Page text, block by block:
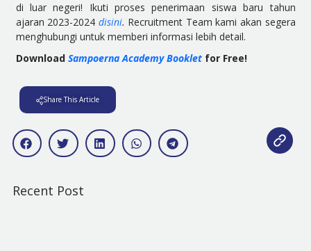
di luar negeri! Ikuti proses penerimaan siswa baru tahun
ajaran 2023-2024 disini. Recruitment Team kami akan segera
menghubungi untuk memberi informasi lebih detail.
Download Sampoerna Academy Bookletfor Free!
Share This Article
Recent Post